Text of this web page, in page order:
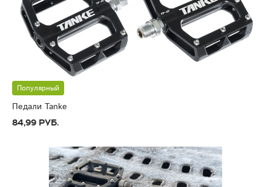
Популярный
Педали Tanke
84,99 руб.